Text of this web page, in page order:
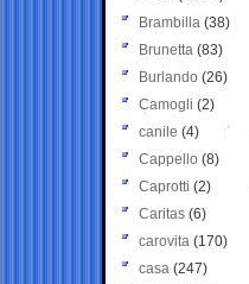
Brambilla (38)
Brunetta (83)
Burlando (26)
Camogli (2)
canile (4)
Cappello (8)
Caprotti (2)
Caritas (6)
carovita (170)
casa (247)